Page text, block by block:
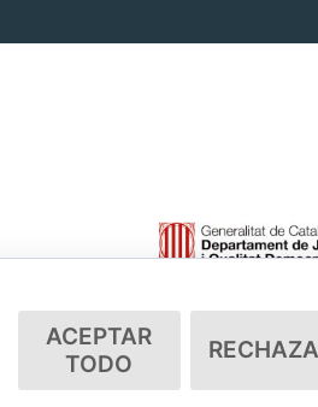
ACEPTAR
TODO